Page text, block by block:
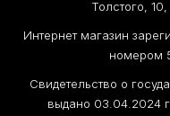
Толстого,
Интернет магазин
номером
Свидетельство о
выдано 03.04.2024